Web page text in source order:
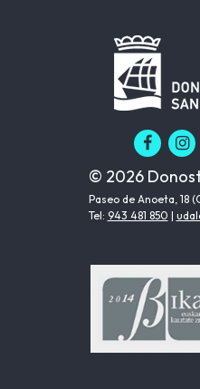
© 2026
Paseo de Anoeta, 18
Tel: 943 481 850 |